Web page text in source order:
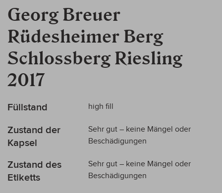
Georg Breuer
Rüdesheimer Berg
Schlossberg Riesling
2017
Mehr
Füllstand high fill
Zustand der
Kapsel
Sehr gut – keine Mängel oder
Beschädigungen
Zustand des
Etiketts
Sehr gut – keine Mängel oder
Beschädigungen
der
Bildergalerie
springen